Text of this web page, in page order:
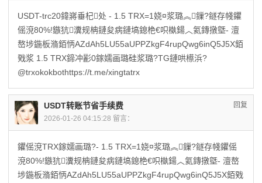
USDT-trc20鍏嶈垂杞处 - 1.5 TRX=1娆¤浆璐︽鏁?鐩存帴鑺
傜渷80%!鏃犺瀵规柟鏈夋病鏈塙鎴栬€呮槸鍚︿氦鏄撴墍- 澶
嶅埗鍦板潃銆怲AZdAh5LU55aUPPZkgF4rupQwg6inQ5J5X銆
戣浆 1.5 TRX鍗冲彲0鎵嬬画璐硅浆璐?TG鏈哄櫒浜?
@trxokokbothttps://t.me/xingtatrx
USDT转账节省手续费
2026-01-26 04:15:28 留言：
回复
鑺傜渷TRX鎵嬬画璐?- 1.5 TRX=1娆¤浆璐︽鏁?鐩存帴鑺傜
渷80%!鏃犺瀵规柟鏈夋病鏈塙鎴栬€呮槸鍚︿氦鏄撴墍- 澶嶅
埗鍦板潃銆怲AZdAh5LU55aUPPZkgF4rupQwg6inQ5J5X銆戣